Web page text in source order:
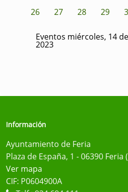
26
27 28 29
Eventos miércoles, 14
2023
Información
Ayuntamiento de Feria
Plaza de España, 1 - 06390 Feria
Ver mapa
CIF: P0604900A